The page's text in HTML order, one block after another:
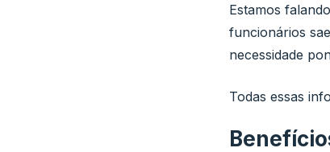
Estamos
funcionários
necessidade
Todas essas